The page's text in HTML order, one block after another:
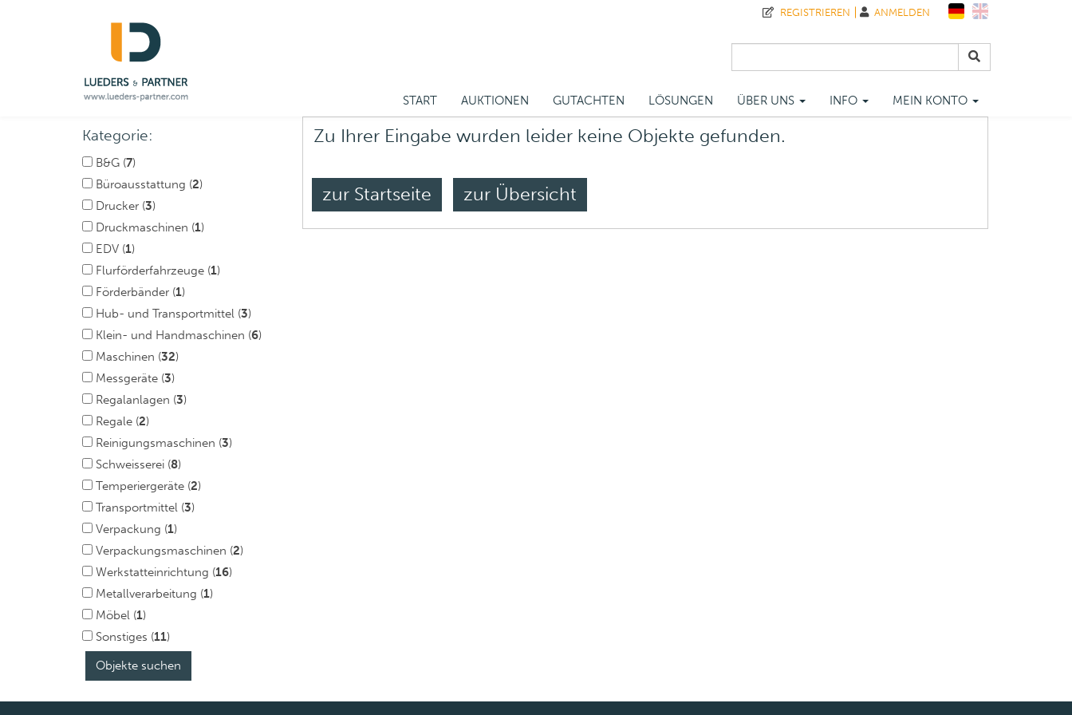
START AUKTIONEN GUTACHTEN LÖSUNGEN ÜBER UNS INFO MEIN KONTO
REGISTRIEREN ANMELDEN
Zu Ihrer Eingabe wurden leider keine Objekte gefunden.
zur Startseite zur Übersicht
Kategorie:
B&G (7)
Büroausstattung (2)
Drucker (3)
Druckmaschinen (1)
EDV (1)
Flurförderfahrzeuge (1)
Förderbänder (1)
Hub- und Transportmittel (3)
Klein- und Handmaschinen (6)
Maschinen (32)
Messgeräte (3)
Regalanlagen (3)
Regale (2)
Reinigungsmaschinen (3)
Schweisserei (8)
Temperiergeräte (2)
Transportmittel (3)
Verpackung (1)
Verpackungsmaschinen (2)
Werkstatteinrichtung (16)
Metallverarbeitung (1)
Möbel (1)
Sonstiges (11)